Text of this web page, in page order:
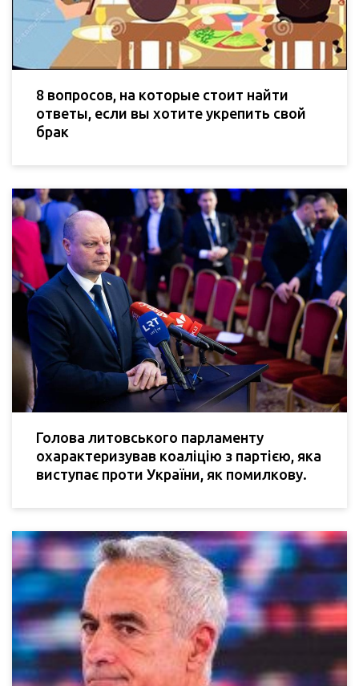
8 вопросов, на которые стоит найти
ответы, если вы хотите укрепить свой
брак
Голова литовського парламенту
охарактеризував коаліцію з партією, яка
виступає проти України, як помилкову.